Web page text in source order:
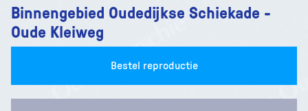
Binnengebied Oudedijkse Schiekade -
Oude Kleiweg
Bestel reproductie